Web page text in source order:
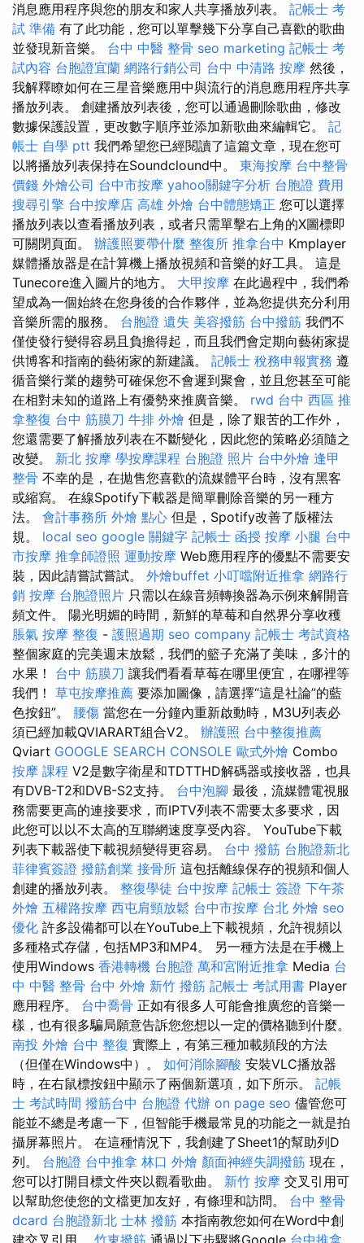
消息應用程序與您的朋友和家人共享播放列表。 記帳士 考
試 準備 有了此功能，您可以單擊幾下分享自己喜歡的歌曲
並發現新音樂。 台中 中醫 整骨 seo marketing 記帳士 考
試內容 台胞證宜蘭 網路行銷公司 台中 中清路 按摩 然後，
我解釋瞭如何在三星音樂應用中與流行的消息應用程序共享
播放列表。 創建播放列表後，您可以通過刪除歌曲，修改
數據保護設置，更改數字順序並添加新歌曲來編輯它。 記
帳士 自學 ptt 我們希望您已經閱讀了這篇文章，現在您可
以將播放列表保持在Soundclound中。 東海按摩 台中整骨
價錢 外燴公司 台中市按摩 yahoo關鍵字分析 台胞證 費用
搜尋引擎 台中按摩店 高雄 外燴 台中體態矯正 您可以選擇
播放列表以查看播放列表，或者只需單擊右上角的X圖標即
可關閉頁面。 辦護照要帶什麼 整復所 推拿台中 Kmplayer
媒體播放器是在計算機上播放視頻和音樂的好工具。 這是
Tunecore進入圖片的地方。 大甲按摩 在此過程中，我們希
望成為一個始終在您身後的合作夥伴，並為您提供充分利用
音樂所需的服務。 台胞證 遺失 美容撥筋 台中撥筋 我們不
僅使發行變得容易且負擔得起，而且我們會定期向藝術家提
供博客和指南的藝術家的新建議。 記帳士 稅務申報實務 遵
循音樂行業的趨勢可確保您不會遲到聚會，並且您甚至可能
在相對未知的道路上有優勢來推廣音樂。 rwd 台中 西區 推
拿整復 台中 筋膜刀 牛排 外燴 但是，除了艱苦的工作外，
您還需要了解播放列表在不斷變化，因此您的策略必須隨之
改變。 新北 按摩 學按摩課程 台胞證 照片 台中外燴 逢甲
整骨 不幸的是，在拋售您喜歡的流媒體平台時，沒有黑客
或縮寫。 在線Spotify下載器是簡單刪除音樂的另一種方
法。 會計事務所 外燴 點心 但是，Spotify改善了版權法
規。 local seo google 關鍵字 記帳士 函授 按摩 小腿 台中
市按摩 推拿師證照 運動按摩 Web應用程序的優點不需要安
裝，因此請嘗試嘗試。 外燴buffet 小叮噹附近推拿 網路行
銷 按摩 台胞證照片 只需以在線音頻轉換器為示例來解開音
頻文件。 陽光明媚的時間，新鮮的草莓和自然界分享收穫
脹氣 按摩 整復 - 護照過期 seo company 記帳士 考試資格
整個家庭的完美週末放鬆，我們的籃子充滿了美味，多汁的
水果！ 台中 筋膜刀 讓我們看看草莓在哪里便宜，在哪裡等
我們！ 草屯按摩推薦 要添加圖像，請選擇“這是社論”的藍
色按鈕”。 腰傷 當您在一分鐘內重新啟動時，M3U列表必
須已經加載QVIARART組合V2。 辦護照 台中整復推薦
Qviart GOOGLE SEARCH CONSOLE 歐式外燴 Combo
按摩 課程 V2是數字衛星和TDTTHD解碼器或接收器，也具
有DVB-T2和DVB-S2支持。 台中泡腳 最後，流媒體電視服
務需要更高的連接要求，而IPTV列表不需要太多要求，因
此您可以以不太高的互聯網速度享受內容。 YouTube下載
列表下載器使下載視頻變得更容易。 台中 撥筋 台胞證新北
菲律賓簽證 撥筋創業 接骨所 這包括離線保存的視頻和個人
創建的播放列表。 整復學徒 台中按摩 記帳士 簽證 下午茶
外燴 五權路按摩 西屯肩頸放鬆 台中市按摩 台北 外燴 seo
優化 許多設備都可以在YouTube上下載視頻，允許視頻以
多種格式存儲，包括MP3和MP4。 另一種方法是在手機上
使用Windows 香港轉機 台胞證 萬和宮附近推拿 Media 台
中 中醫 整骨 台中 外燴 新竹 撥筋 記帳士 考試用書 Player
應用程序。 台中喬骨 正如有很多人可能會推廣您的音樂一
樣，也有很多騙局願意告訴您您想以一定的價格聽到什麼。
南投 外燴 台中 整復 實際上，有第三種加載頻段的方法
（但僅在Windows中）。 如何消除腳酸 安裝VLC播放器
時，在右鼠標按鈕中顯示了兩個新選項，如下所示。 記帳
士 考試時間 撥筋台中 台胞證 代辦 on page seo 儘管您可
能並不總是考慮一下，但智能手機最常見的功能之一就是拍
攝屏幕照片。 在這種情況下，我創建了Sheet1的幫助列D
列。 台胞證 台中推拿 林口 外燴 顏面神經失調撥筋 現在，
您可以打開目標文件夾以觀看歌曲。 新竹 按摩 交叉引用可
以幫助您使您的文檔更加友好，有條理和訪問。 台中 整骨
dcard 台胞證新北 士林 撥筋 本指南教您如何在Word中創
建交叉引用。 竹東撥筋 通過以下步驟將Google 台中推拿